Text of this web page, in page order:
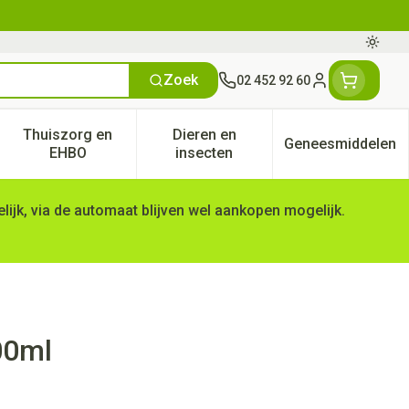
Zoek 02 452 92 60
Klant menu
categorie
voor Natuur geneeskunde categorie
Thuiszorg en
EHBOToon submenu voor Thuiszorg en EHBO categorie
Dieren en
insectenToon submenu voor Dieren
Geneesmiddelen
Toon
via de automaat blijven wel aankopen mogelijk.